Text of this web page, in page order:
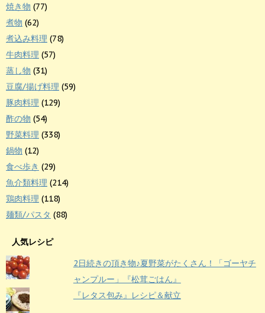
焼き物 (77)
煮物 (62)
煮込み料理 (78)
牛肉料理 (57)
蒸し物 (31)
豆腐/揚げ料理 (59)
豚肉料理 (129)
酢の物 (54)
野菜料理 (338)
鍋物 (12)
食べ歩き (29)
魚介類料理 (214)
鶏肉料理 (118)
麺類/パスタ (88)
人気レシピ
2日続きの頂き物♪夏野菜がたくさん！「ゴーヤチ
ャンプルー」『松茸ごはん』
『レタス包み』レシピ＆献立